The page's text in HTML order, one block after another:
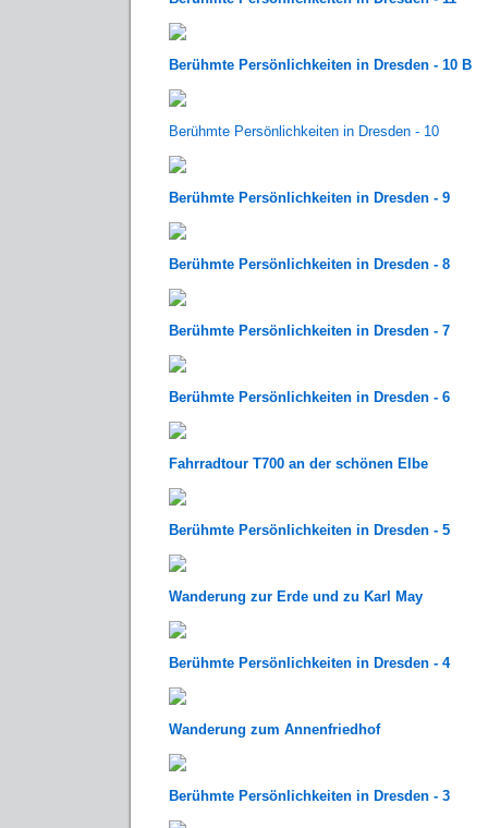
Berühmte Persönlichkeiten in Dresden - 10 B
Berühmte Persönlichkeiten in Dresden - 10
Berühmte Persönlichkeiten in Dresden - 9
Berühmte Persönlichkeiten in Dresden - 8
Berühmte Persönlichkeiten in Dresden - 7
Berühmte Persönlichkeiten in Dresden - 6
Fahrradtour T700 an der schönen Elbe
Berühmte Persönlichkeiten in Dresden - 5
Wanderung zur Erde und zu Karl May
Berühmte Persönlichkeiten in Dresden - 4
Wanderung zum Annenfriedhof
Berühmte Persönlichkeiten in Dresden - 3